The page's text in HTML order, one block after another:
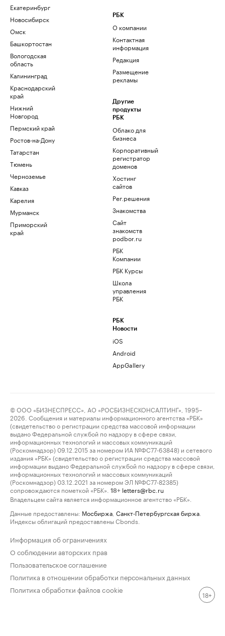
Екатеринбург
Новосибирск
Омск
Башкортостан
Вологодская
область
Калининград
Краснодарский
край
Нижний
Новгород
Пермский край
Ростов-на-Дону
Татарстан
Тюмень
Черноземье
Кавказ
Карелия
Мурманск
Приморский
край
РБК
О компании
Контактная
информация
Редакция
Размещение
рекламы
Другие
продукты
РБК
Облако для
бизнеса
Корпоративный
регистратор
доменов
Хостинг
сайтов
Рег.решения
Знакомства
Сайт
знакомств
podbor.ru
РБК
Компании
РБК Курсы
Школа
управления
РБК
РБК
Новости
iOS
Android
AppGallery
© ООО «БИЗНЕСПРЕСС», АО «РОСБИЗНЕСКОНСАЛТИНГ», 1995–
2026. Сообщения и материалы информационного агентства «РБК»
(свидетельство о регистрации средства массовой информации
выдано Федеральной службой по надзору в сфере связи,
информационных технологий и массовых коммуникаций
(Роскомнадзор) 09.12.2015 за номером ИА №ФС77-63848) и сетевого
издания «РБК» (свидетельство о регистрации средства массовой
информации выдано Федеральной службой по надзору в сфере связи,
информационных технологий и массовых коммуникаций
(Роскомнадзор) 03.12.2021 за номером ЭЛ №ФС77-82385)
сопровождаются пометкой «РБК».
18+ letters@rbc.ru
Владельцем сайта является информационное агентство «РБК».
Данные предоставлены: Мосбиржа Санкт-Петербургская биржа
Индексы облигаций предоставлены Cbonds.
Информация об ограничениях
О соблюдении авторских прав
Пользовательское соглашение
Политика в отношении обработки персональных данных
Политика обработки файлов cookie
18+